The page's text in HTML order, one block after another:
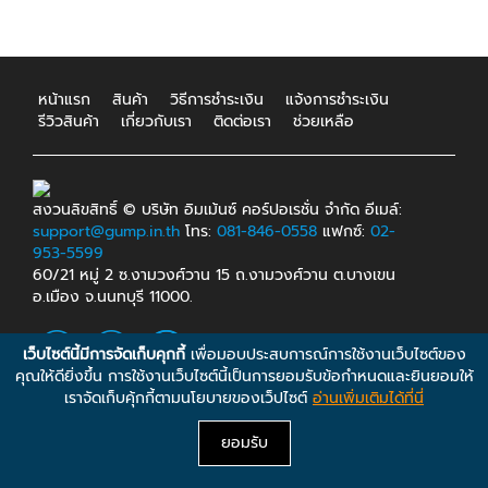
หน้าแรก สินค้า วิธีการชำระเงิน
แจ้งการชำระเงิน
รีวิวสินค้า
เกี่ยวกับเรา ติดต่อเรา ช่วยเหลือ
สงวนลิขสิทธิ์ © บริษัท อิมเม้นซ์ คอร์ปอเรชั่น จำกัด อีเมล์:
support@gump.in.th โทร: 081-846-0558 แฟกซ์: 02-
953-5599
60/21 หมู่ 2 ซ.งามวงศ์วาน 15 ถ.งามวงศ์วาน ต.บางเขน
อ.เมือง จ.นนทบุรี 11000.
เว็บไซต์นี้มีการจัดเก็บคุกกี้เพื่อมอบประสบการณ์การใช้งานเว็บไซต์ของ
คุณให้ดียิ่งขึ้น การใช้งานเว็บไซต์นี้เป็นการยอมรับข้อกำหนดและยินยอมให้
เราจัดเก็บคุ้กกี้ตามนโยบายของเว็ปไซต์ อ่านเพิ่มเติมได้ที่นี่
ยอมรับ